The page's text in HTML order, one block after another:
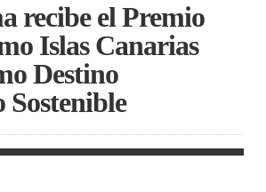
recibe el Premio
Islas Canarias
Destino
Sostenible